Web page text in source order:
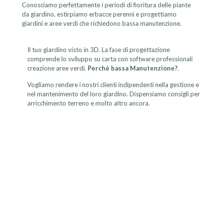
Conosciamo perfettamente i periodi di fioritura delle piante
da giardino, estirpiamo erbacce perenni e progettiamo
giardini e aree verdi che richiedono bassa manutenzione.
Il tuo giardino visto in 3D. La fase di progettazione
comprende lo sviluppo su carta con software professionali
creazione aree verdi. Perchè bassa Manutenzione?.
Vogliamo rendere i nostri clienti indipendenti nella gestione e
nel mantenimento del loro giardino. Dispensiamo consigli per
arricchimento terreno e molto altro ancora.